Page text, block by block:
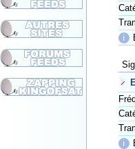
ℹ
ℹ